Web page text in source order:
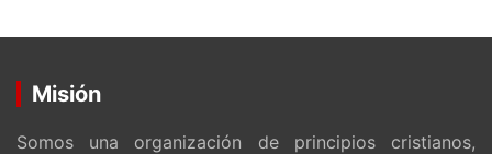
Misión
Somos una organización de principios cristianos,